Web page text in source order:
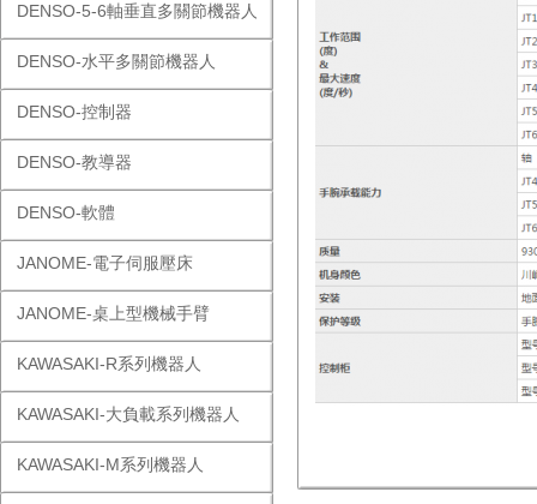
DENSO-5-6軸垂直多關節機器人
DENSO-水平多關節機器人
DENSO-控制器
DENSO-教導器
DENSO-軟體
JANOME-電子伺服壓床
JANOME-桌上型機械手臂
KAWASAKI-R系列機器人
KAWASAKI-大負載系列機器人
KAWASAKI-M系列機器人